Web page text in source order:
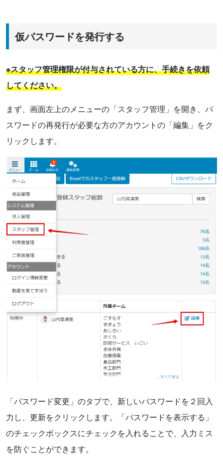
仮パスワードを発行する
※スタッフ管理権限が付与されている方に、手続きを依頼
してください。
まず、画面左上のメニューの「スタッフ管理」を開き、パ
スワードの再発行が必要な方のアカウントの「編集」をク
リックします。
「パスワード変更」のタブで、新しいパスワードを２回入
力し、更新をクリックします。「パスワードを表示する」
のチェックボックスにチェックを入れることで、入力ミス
を防ぐことができます。